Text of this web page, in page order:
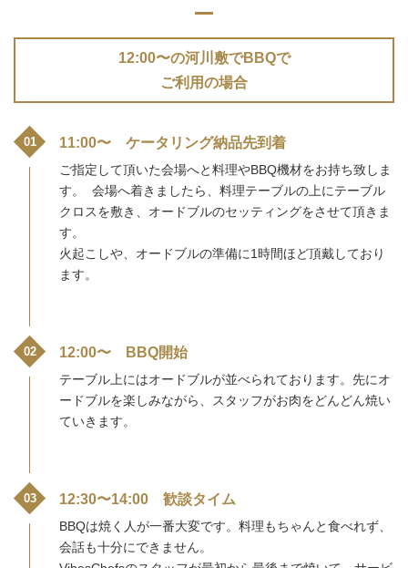
12:00〜の河川敷でBBQで
ご利用の場合
11:00〜 ケータリング納品先到着
ご指定して頂いた会場へと料理やBBQ機材をお持ち致しま
す。 会場へ着きましたら、料理テーブルの上にテーブル
クロスを敷き、オードブルのセッティングをさせて頂きま
す。
火起こしや、オードブルの準備に1時間ほど頂戴しており
ます。
12:00〜 BBQ開始
テーブル上にはオードブルが並べられております。先にオ
ードブルを楽しみながら、スタッフがお肉をどんどん焼い
ていきます。
12:30〜14:00 歓談タイム
BBQは焼く人が一番大変です。料理もちゃんと食べれず、
会話も十分にできません。